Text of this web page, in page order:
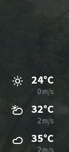
24°C
0 m/s
32°C
2 m/s
35°C
2 m/s